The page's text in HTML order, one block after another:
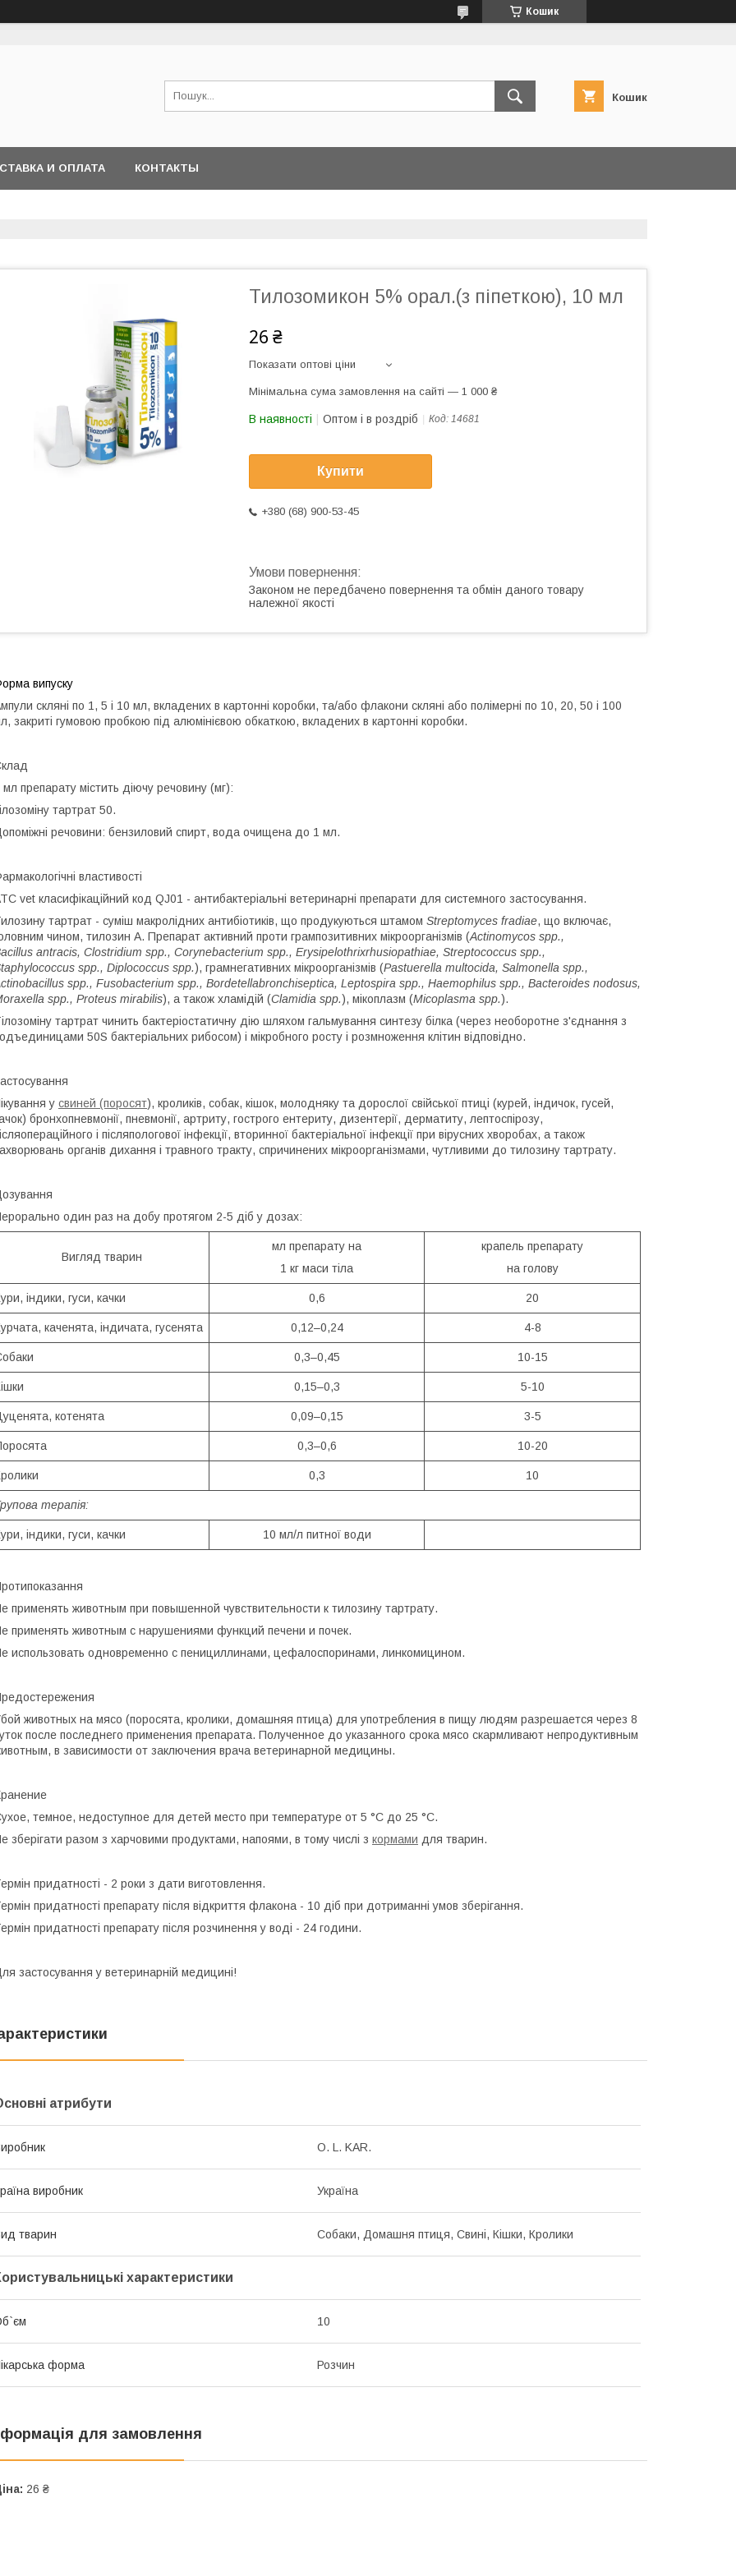
Кошик
Кошик
И ОПЛАТА КОНТАКТЫ
Тилозомикон 5% орал.(з піпеткою), 10 мл
26 ₴
Показати оптові ціни
Мінімальна сума замовлення на сайті — 1 000 ₴
В наявності Оптом і в роздріб Код: 14681
Купити
+380 (68) 900-53-45
Законом не передбачено повернення та обмін даного товару
належної якості
випуску
скляні по 1, 5 і 10 мл, вкладених в картонні коробки, та/або флакони скляні або полімерні по 10, 20, 50 і 100
закриті гумовою пробкою під алюмінієвою обкаткою, вкладених в картонні коробки.
мл препарату містить діючу речовину (мг):
тартрат 50.
речовини: бензиловий спирт, вода очищена до 1 мл.
властивості
vet класифікаційний код QJ01 - антибактеріальні ветеринарні препарати для системного застосування.
тартрат - суміш макролідних антибіотиків, що продукуються штамом Streptomyces fradiae, що включає,
чином, тилозин A. Препарат активний проти грампозитивних мікроорганізмів (Actinomycos spp.,
antracis, Clostridium spp., Corynebacterium spp., Erysipelothrixrhusiopathiae, Streptococcus spp.,
spp., Diplococcus spp.), грамнегативних мікроорганізмів (Pastuerella multocida, Salmonella spp.,
spp., Fusobacterium spp., Bordetellabronchiseptica, Leptospira spp., Haemophilus spp., Bacteroides nodosus,
spp., Proteus mirabilis), а також хламідій (Clamidia spp.), мікоплазм (Micoplasma spp.).
тартрат чинить бактеріостатичну дію шляхом гальмування синтезу білка (через необоротне з'єднання з
50S бактеріальних рибосом) і мікробного росту і розмноження клітин відповідно.
у свиней (поросят), кроликів, собак, кішок, молодняку та дорослої свійської птиці (курей, індичок, гусей,
бронхопневмонії, пневмонії, артриту, гострого ентериту, дизентерії, дерматиту, лептоспірозу,
і післяпологової інфекції, вторинної бактеріальної інфекції при вірусних хворобах, а також
органів дихання і травного тракту, спричинених мікроорганізмами, чутливими до тилозину тартрату.
один раз на добу протягом 2-5 діб у дозах:
Вигляд тварин
мл препарату на
1 кг маси тіла
крапель препарату
на голову
індики, гуси, качки 0,6 20
каченята, індичата, гусенята 0,12–0,24 4-8
0,3–0,45 10-15
0,15–0,3 5-10
котенята 0,09–0,15 3-5
0,3–0,6 10-20
0,3 10
терапія:
індики, гуси, качки 10 мл/л питної води
применять животным при повышенной чувствительности к тилозину тартрату.
применять животным с нарушениями функций печени и почек.
использовать одновременно с пенициллинами, цефалоспоринами, линкомицином.
животных на мясо (поросята, кролики, домашняя птица) для употребления в пищу людям разрешается через 8
после последнего применения препарата. Полученное до указанного срока мясо скармливают непродуктивным
в зависимости от заключения врача ветеринарной медицины.
темное, недоступное для детей место при температуре от 5 °С до 25 °С.
зберігати разом з харчовими продуктами, напоями, в тому числі з кормами для тварин.
придатності - 2 роки з дати виготовлення.
придатності препарату після відкриття флакона - 10 діб при дотриманні умов зберігання.
придатності препарату після розчинення у воді - 24 години.
застосування у ветеринарній медицині!
атрибути
O. L. KAR.
виробник Україна
тварин Собаки, Домашня птиця, Свині, Кішки, Кролики
характеристики
10
форма Розчин
для замовлення
26 ₴